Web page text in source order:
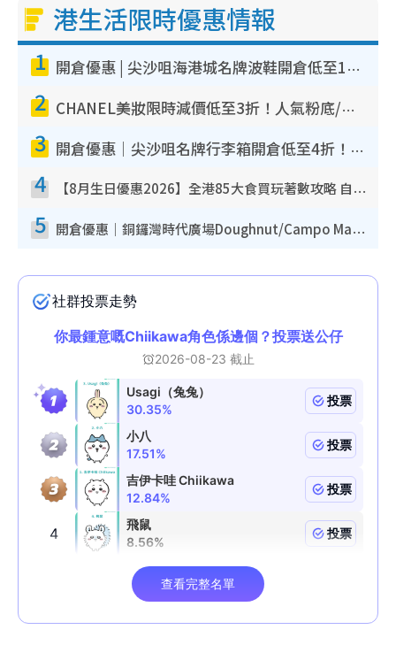
港生活限時優惠情報
1 開倉優惠 | 尖沙咀海港城名牌波鞋開倉低至1折！On鞋$899起／Joy&Peace鞋履$98起
2 CHANEL美妝限時減價低至3折！人氣粉底/唇膏/精華液低至$275！COCO香水都有平
3 開倉優惠｜尖沙咀名牌行李箱開倉低至4折！一連5日 American Tourister/ace./Hallmark $200起！
4 【8月生日優惠2026】全港85大食買玩著數攻略 自助餐/火鍋放題同行免費＋誠品/DONKI送現金券
5 開倉優惠｜銅鑼灣時代廣場Doughnut/Campo Marzio開倉低至1折！背囊、書包、手袋劈價$200起